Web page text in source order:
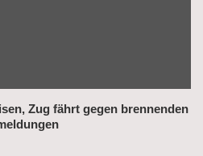
Zug fährt gegen brennenden